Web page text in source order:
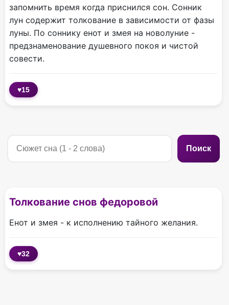
запомнить время когда приснился сон. Сонник
лун содержит толкование в зависимости от фазы
луны. По соннику енот и змея на новолуние -
предзнаменование душевного покоя и чистой
совести.
♥15
Поиск
Толкование снов федоровой
Енот и змея - к исполнению тайного желания.
♥32